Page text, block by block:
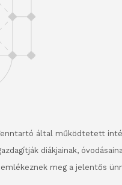
által működtetett
diákjainak,
meg a jelentős